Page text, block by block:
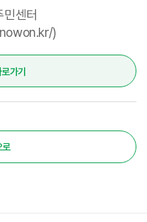
민센터
)
가기
로